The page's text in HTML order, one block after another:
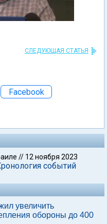
СЛЕДУЮЩАЯ СТАТЬЯ
Facebook
// 12 ноября 2023
событий
увеличить
обороны до 400